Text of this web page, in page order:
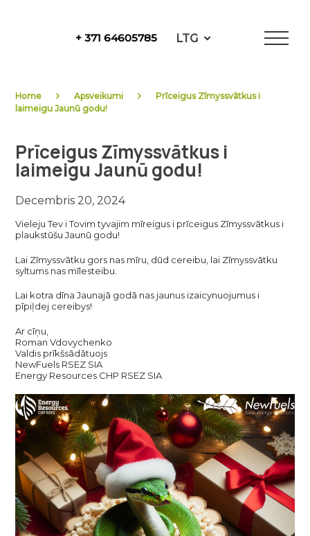
+ 371 64605785 LTG
Home Apsveikumi
Prīceigus Zīmyssvātkus i
laimeigu Jaunū godu!
Prīceigus Zīmyssvātkus i
laimeigu Jaunū godu!
Decembris 20, 2024
Vieleju Tev i Tovim tyvajim mīreigus i prīceigus Zīmyssvātkus i
plaukstūšu Jaunū godu!
Lai Zīmyssvātku gors nas mīru, dūd cereibu, lai Zīmyssvātku
syltums nas mīlesteibu.
Lai kotra dīna Jaunajā godā nas jaunus izaicynuojumus i
pīpiļdej cereibys!
Ar cīņu,
Roman Vdovychenko
Valdis prīkšsādātuojs
NewFuels RSEZ SIA
Energy Resources CHP RSEZ SIA